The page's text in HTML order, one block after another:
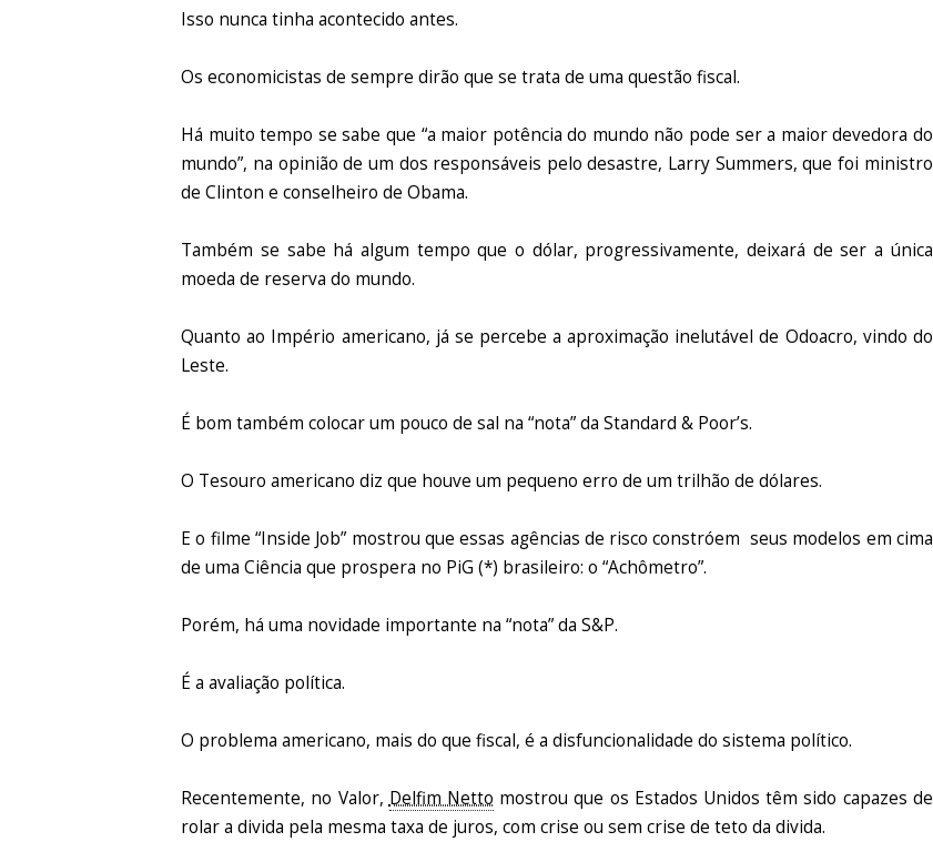
Isso nunca tinha acontecido antes.
Os economicistas de sempre dirão que se trata de uma questão fiscal.
Há muito tempo se sabe que “a maior potência do mundo não pode ser a maior devedora do
mundo”, na opinião de um dos responsáveis pelo desastre, Larry Summers, que foi ministro
de Clinton e conselheiro de Obama.
Também se sabe há algum tempo que o dólar, progressivamente, deixará de ser a única
moeda de reserva do mundo.
Quanto ao Império americano, já se percebe a aproximação inelutável de Odoacro, vindo do
Leste.
É bom também colocar um pouco de sal na “nota” da Standard & Poor’s.
O Tesouro americano diz que houve um pequeno erro de um trilhão de dólares.
E o filme “Inside Job” mostrou que essas agências de risco constróem seus modelos em cima
de uma Ciência que prospera no PiG (*) brasileiro: o “Achômetro”.
Porém, há uma novidade importante na “nota” da S&P.
É a avaliação política.
O problema americano, mais do que fiscal, é a disfuncionalidade do sistema político.
Recentemente, no Valor, Delfim Netto mostrou que os Estados Unidos têm sido capazes de
rolar a divida pela mesma taxa de juros, com crise ou sem crise de teto da divida.